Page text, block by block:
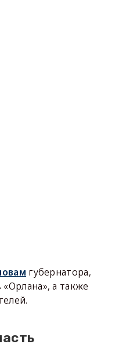
губернатора,
а также